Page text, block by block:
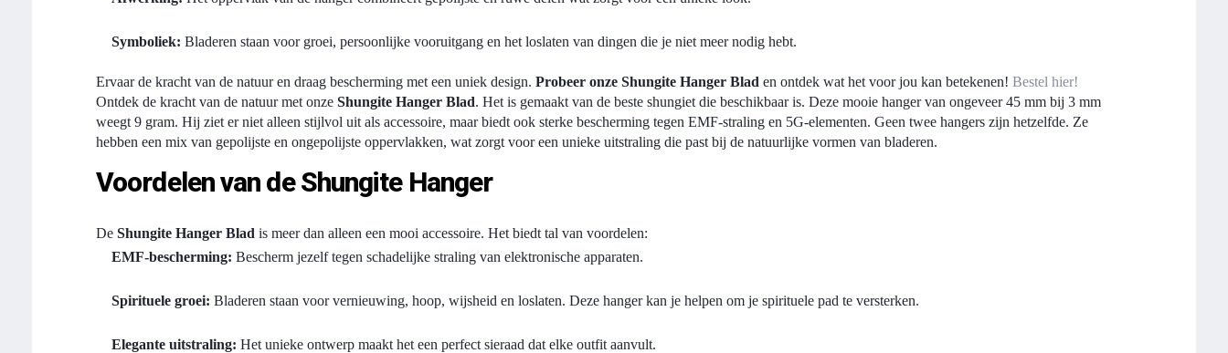
Symboliek: Bladeren staan voor groei, persoonlijke vooruitgang en het loslaten van dingen die je niet meer nodig hebt.
Ervaar de kracht van de natuur en draag bescherming met een uniek design.Probeer onze Shungite Hanger Blad en ontdek wat het voor jou kan betekenen!Bestel hier!
Ontdek de kracht van de natuur met onzeShungite Hanger Blad. Het is gemaakt van de beste shungiet die beschikbaar is. Deze mooie hanger van ongeveer 45 mm bij 3 mm
weegt 9 gram. Hij ziet er niet alleen stijlvol uit als accessoire, maar biedt ook sterke bescherming tegen EMF-straling en 5G-elementen. Geen twee hangers zijn hetzelfde. Ze
hebben een mix van gepolijste en ongepolijste oppervlakken, wat zorgt voor een unieke uitstraling die past bij de natuurlijke vormen van bladeren.
Voordelen van de Shungite Hanger
DeShungite Hanger Blad is meer dan alleen een mooi accessoire. Het biedt tal van voordelen:
EMF-bescherming: Bescherm jezelf tegen schadelijke straling van elektronische apparaten.
Spirituele groei: Bladeren staan voor vernieuwing, hoop, wijsheid en loslaten. Deze hanger kan je helpen om je spirituele pad te versterken.
Elegante uitstraling: Het unieke ontwerp maakt het een perfect sieraad dat elke outfit aanvult.